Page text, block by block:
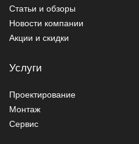
Статьи и обзоры
Новости компании
Акции и скидки
Услуги
Проектирование
Монтаж
Сервис